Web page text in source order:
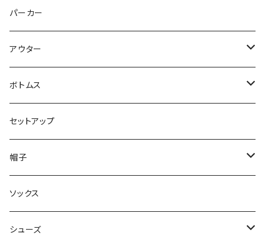
トップス
パンツ
パーカー
アウター
ジャケット
コート
ダウン
ベスト
ボトムス
ロングパンツ
ハーフパンツ
デニムパンツ
セットアップ
帽子
ニット帽 / ビーニー
キャップ
ソックス
シューズ